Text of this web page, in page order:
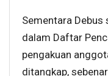
Sementara
dalam Daftar
pengakuan
ditangkap,